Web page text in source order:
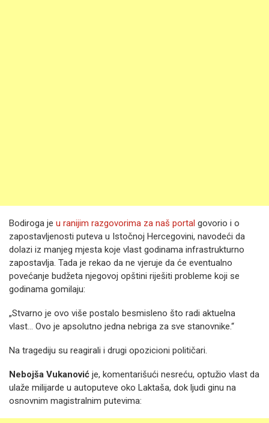
Bodiroga je u ranijim razgovorima za naš portal govorio i o
zapostavljenosti puteva u Istočnoj Hercegovini, navodeći da
dolazi iz manjeg mjesta koje vlast godinama infrastrukturno
zapostavlja. Tada je rekao da ne vjeruje da će eventualno
povećanje budžeta njegovoj opštini riješiti probleme koji se
godinama gomilaju:
„Stvarno je ovo više postalo besmisleno što radi aktuelna
vlast… Ovo je apsolutno jedna nebriga za sve stanovnike.“
Na tragediju su reagirali i drugi opozicioni političari.
Nebojša Vukanović je, komentarišući nesreću, optužio vlast da
ulaže milijarde u autoputeve oko Laktaša, dok ljudi ginu na
osnovnim magistralnim putevima: